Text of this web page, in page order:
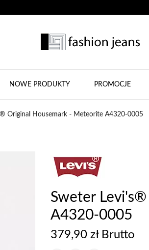
NOWE PRODUKTY PROMOCJE
Original Housemark - Meteorite A4320-0005
Sweter
A4320-0005
379,90 zł Brutto